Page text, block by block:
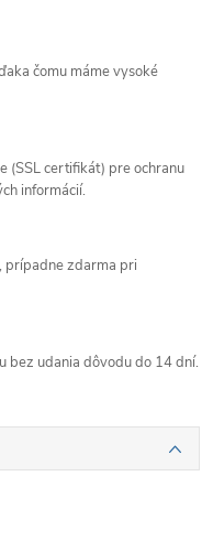
čomu máme vysoké
(SSL certifikát) pre ochranu
informácií.
prípadne zdarma pri
bez udania dôvodu do 14 dní.